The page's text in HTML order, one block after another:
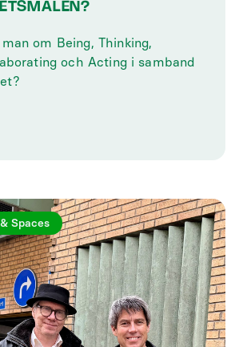
om Being, Thinking,
och Acting i samband
Spaces